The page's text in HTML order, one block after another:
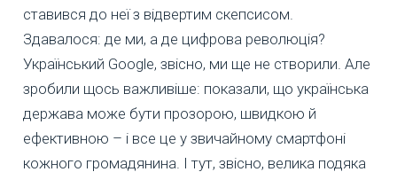
ставився до неї з відвертим скепсисом.
Здавалося: де ми, а де цифрова революція?
Український Google, звісно, ми ще не створили. Але
зробили щось важливіше: показали, що українська
держава може бути прозорою, швидкою й
ефективною – і все це у звичайному смартфоні
кожного громадянина. І тут, звісно, велика подяка